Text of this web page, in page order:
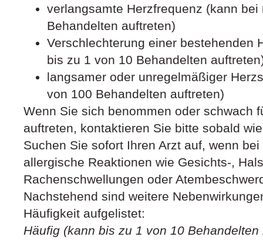
verlangsamte Herzfrequenz (kann
Behandelten auftreten)
Verschlechterung einer bestehenden
bis zu 1 von 10 Behandelten
langsamer oder unregelmäßiger
von 100 Behandelten auftreten)
Wenn Sie sich benommen oder schwach
auftreten, kontaktieren Sie bitte sobald
Suchen Sie sofort Ihren Arzt auf, wenn
allergische Reaktionen wie Gesichts-,
Rachenschwellungen oder
Nachstehend sind weitere
Häufigkeit aufgelistet:
Häufig (kann bis zu 1 von 10 Behandelten